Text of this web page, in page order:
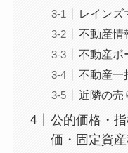
レインズ
不動産情
不動産ポ
不動産一
近隣の売
公的価格・
価・固定資産